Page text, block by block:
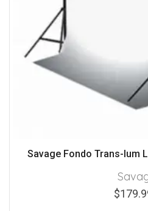
Savage Fondo Trans-lum
$